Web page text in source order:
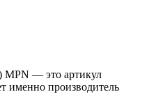
MPN — это артикул
именно производитель